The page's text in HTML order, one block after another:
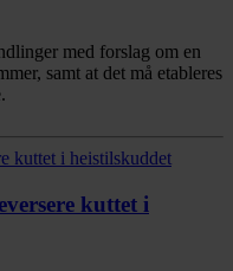
med forslag om en
samt at det må etableres
kuttet i